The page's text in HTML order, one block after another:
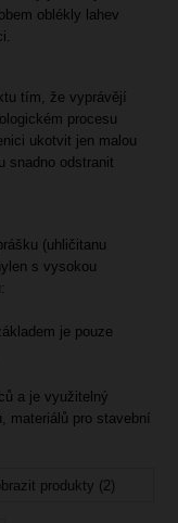
oblékly lahev
tím, že vyprávějí
procesu
ukotvit jen malou
snadno odstranit
(uhličitanu
s vysokou
je pouze
a je využitelný
materiálů pro stavební
produkty (2)